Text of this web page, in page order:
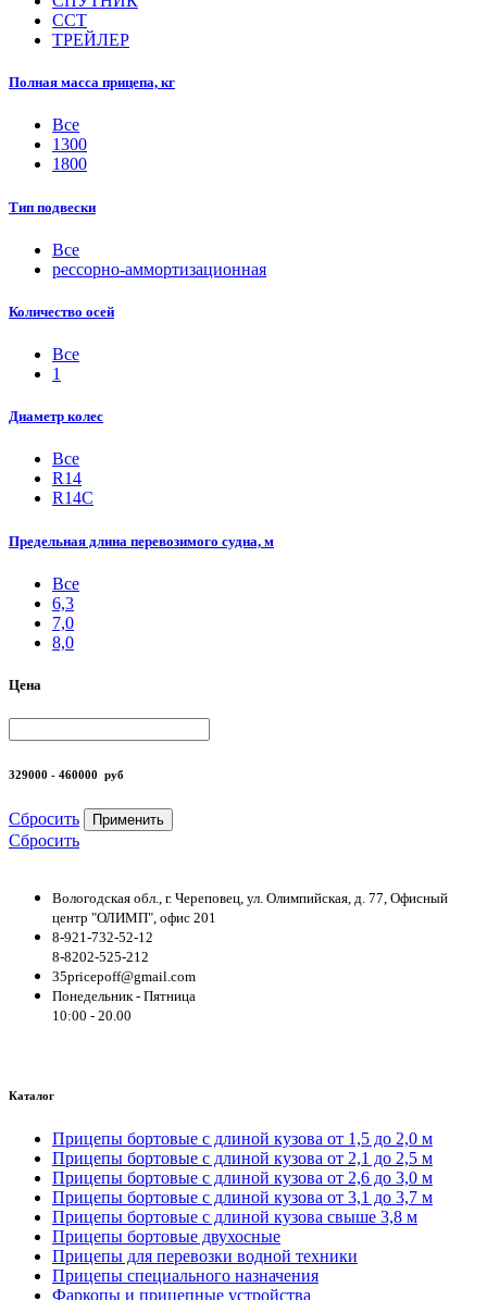
ССТ
ТРЕЙЛЕР
Полная масса прицепа, кг
Все
1300
1800
Тип подвески
Все
рессорно-аммортизационная
Количество осей
Все
1
Диаметр колес
Все
R14
R14С
Предельная длина перевозимого судна, м
Все
6,3
7,0
8,0
Цена
329000 - 460000 руб
Сбросить Применить
Сбросить
Вологодская обл., г. Череповец, ул. Олимпийская, д. 77, Офисный
центр "ОЛИМП", офис 201
8-921-732-52-12
8-8202-525-212
35pricepoff@gmail.com
Понедельник - Пятница
10:00 - 20.00
Каталог
Прицепы бортовые с длиной кузова от 1,5 до 2,0 м
Прицепы бортовые с длиной кузова от 2,1 до 2,5 м
Прицепы бортовые с длиной кузова от 2,6 до 3,0 м
Прицепы бортовые с длиной кузова от 3,1 до 3,7 м
Прицепы бортовые с длиной кузова свыше 3,8 м
Прицепы бортовые двухосные
Прицепы для перевозки водной техники
Прицепы специального назначения
Фаркопы и прицепные устройства